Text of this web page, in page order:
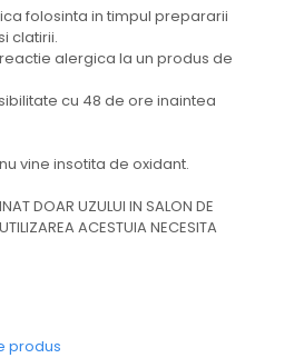
folosinta in timpul prepararii
clatirii.
alergica la un produs de
cu 48 de ore inaintea
vine insotita de oxidant.
DOAR UZULUI IN SALON DE
ACESTUIA NECESITA
produs